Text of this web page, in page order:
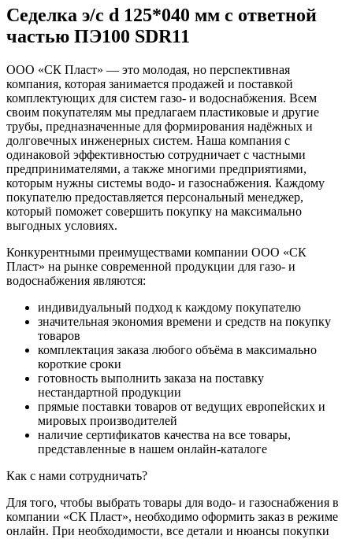
Седелка э/с d 125*040 мм с ответной
частью ПЭ100 SDR11
ООО «СК Пласт» — это молодая, но перспективная
компания, которая занимается продажей и поставкой
комплектующих для систем газо- и водоснабжения. Всем
своим покупателям мы предлагаем пластиковые и другие
трубы, предназначенные для формирования надёжных и
долговечных инженерных систем. Наша компания с
одинаковой эффективностью сотрудничает с частными
предпринимателями, а также многими предприятиями,
которым нужны системы водо- и газоснабжения. Каждому
покупателю предоставляется персональный менеджер,
который поможет совершить покупку на максимально
выгодных условиях.
Конкурентными преимуществами компании ООО «СК
Пласт» на рынке современной продукции для газо- и
водоснабжения являются:
индивидуальный подход к каждому покупателю
значительная экономия времени и средств на покупку
товаров
комплектация заказа любого объёма в максимально
короткие сроки
готовность выполнить заказа на поставку
нестандартной продукции
прямые поставки товаров от ведущих европейских и
мировых производителей
наличие сертификатов качества на все товары,
представленные в нашем онлайн-каталоге
Как с нами сотрудничать?
Для того, чтобы выбрать товары для водо- и газоснабжения в
компании «СК Пласт», необходимо оформить заказ в режиме
онлайн. При необходимости, все детали и нюансы покупки